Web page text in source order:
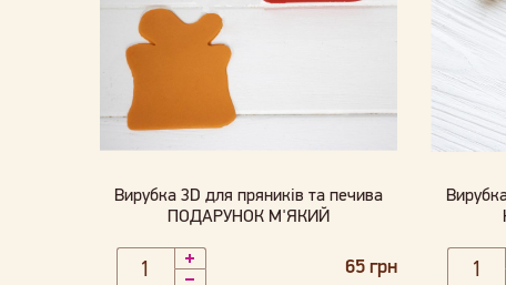
Вирубка 3D для пряників та печива
ПОДАРУНОК М'ЯКИЙ
65 грн